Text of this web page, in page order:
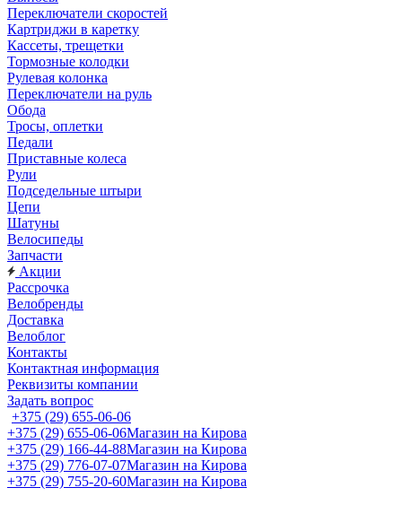
Переключатели скоростей
Картриджи в каретку
Кассеты, трещетки
Тормозные колодки
Рулевая колонка
Переключатели на руль
Обода
Тросы, оплетки
Педали
Приставные колеса
Рули
Подседельные штыри
Цепи
Шатуны
Велосипеды
Запчасти
Акции
Рассрочка
Велобренды
Доставка
Велоблог
Контакты
Контактная информация
Реквизиты компании
Задать вопрос
+375 (29) 655-06-06
+375 (29) 655-06-06Магазин на Кирова
+375 (29) 166-44-88Магазин на Кирова
+375 (29) 776-07-07Магазин на Кирова
+375 (29) 755-20-60Магазин на Кирова